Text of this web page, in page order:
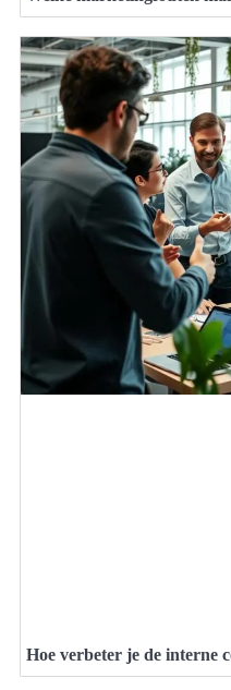
Hoe verbeter je de interne